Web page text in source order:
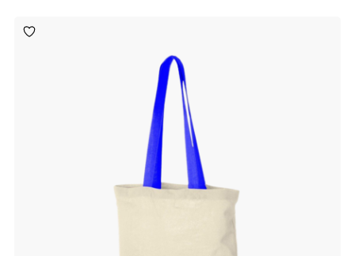
Toevoegen
aan